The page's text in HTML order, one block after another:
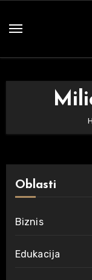
Oblasti
Biznis
Edukacija